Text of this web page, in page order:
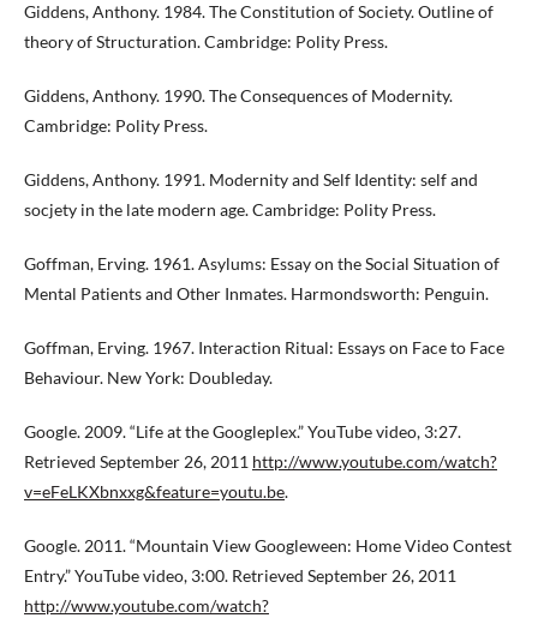
Giddens, Anthony. 1984. The Constitution of Society. Outline of
theory of Structuration. Cambridge: Polity Press.
Giddens, Anthony. 1990. The Consequences of Modernity.
Cambridge: Polity Press.
Giddens, Anthony. 1991. Modernity and Self Identity: self and
socjety in the late modern age. Cambridge: Polity Press.
Goffman, Erving. 1961. Asylums: Essay on the Social Situation of
Mental Patients and Other Inmates. Harmondsworth: Penguin.
Goffman, Erving. 1967. Interaction Ritual: Essays on Face to Face
Behaviour. New York: Doubleday.
Google. 2009. “Life at the Googleplex.” YouTube video, 3:27.
Retrieved September 26, 2011 http://www.youtube.com/watch?
v=eFeLKXbnxxg&feature=youtu.be.
Google. 2011. “Mountain View Googleween: Home Video Contest
Entry.” YouTube video, 3:00. Retrieved September 26, 2011
http://www.youtube.com/watch?